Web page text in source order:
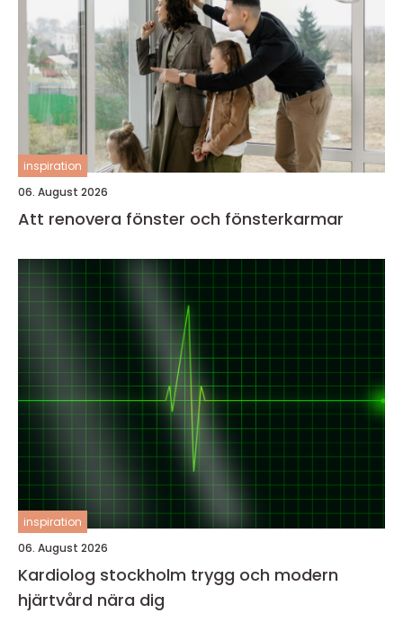
inspiration
06. August 2026
Att renovera fönster och fönsterkarmar
inspiration
06. August 2026
Kardiolog stockholm trygg och modern
hjärtvård nära dig